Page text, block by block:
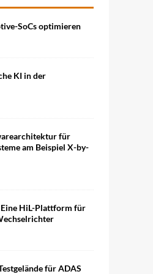
SoCs optimieren
KI in der
für
am Beispiel X-by-
HiL-Plattform für
für ADAS